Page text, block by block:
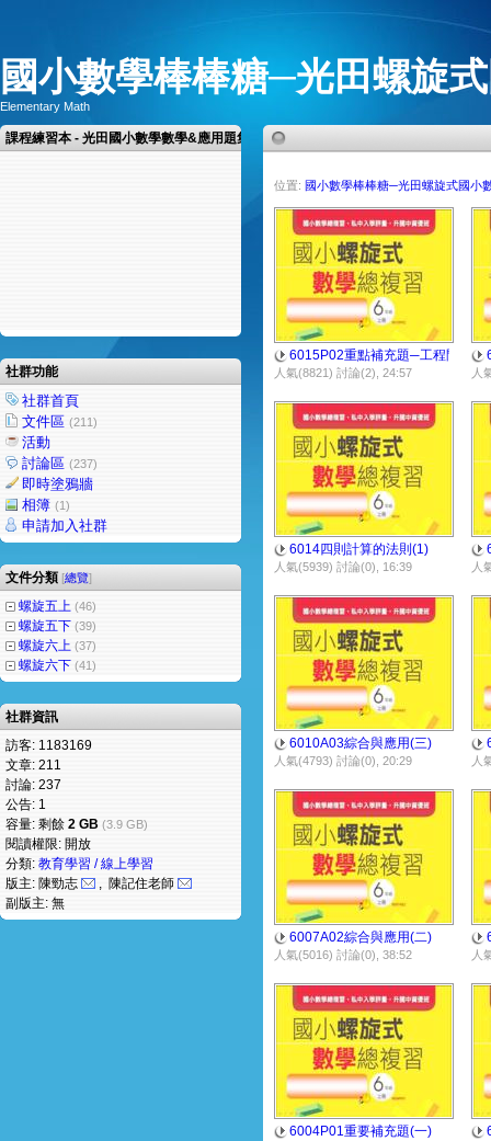
國小數學棒棒糖─光田螺旋
Elementary Math
課程練習本 - 光田國小數學數學&應用題集
社群功能
社群首頁
文件區 (211)
活動
討論區 (237)
即時塗鴉牆
相簿 (1)
申請加入社群
文件分類 [總覽]
螺旋五上 (46)
螺旋五下 (39)
螺旋六上 (37)
螺旋六下 (41)
社群資訊
訪客: 1183169
文章: 211
討論: 237
公告: 1
容量: 剩餘 2 GB (3.9 GB)
閱讀權限: 開放
分類: 教育學習 / 線上學習
版主: 陳勁志
, 陳記住老師
副版主: 無
位置: 國小數學棒棒糖─光田螺旋式國小
6015P02重點補充題─工程問題(
人氣(8821) 討論(2), 24:57 人
6014四則計算的法則(1)
人氣(5939) 討論(0), 16:39 人
6010A03綜合與應用(三)
人氣(4793) 討論(0), 20:29 人
6007A02綜合與應用(二)
人氣(5016) 討論(0), 38:52 人
6004P01重要補充題(一)